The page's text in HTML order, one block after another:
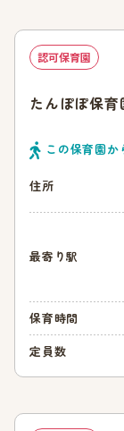
認可保育園
たんぽぽ保
この保育園か
住所
最寄り駅
保育時間
定員数